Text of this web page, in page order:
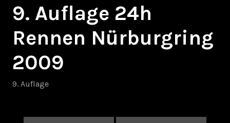
9. Auflage 24h
Rennen Nürburgring
2009
9. Auflage